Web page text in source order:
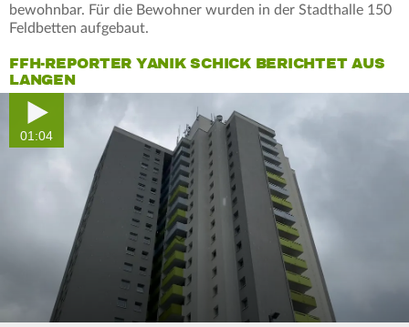
bewohnbar. Für die Bewohner wurden in der Stadthalle 150
Feldbetten aufgebaut.
FFH-REPORTER YANIK SCHICK BERICHTET AUS
LANGEN
01:04